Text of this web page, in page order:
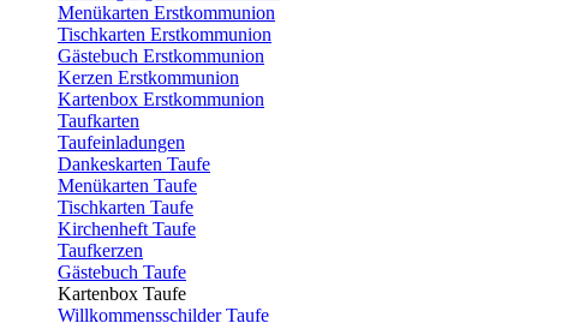
Menükarten Erstkommunion
Tischkarten Erstkommunion
Gästebuch Erstkommunion
Kerzen Erstkommunion
Kartenbox Erstkommunion
Taufkarten
Taufeinladungen
Dankeskarten Taufe
Menükarten Taufe
Tischkarten Taufe
Kirchenheft Taufe
Taufkerzen
Gästebuch Taufe
Kartenbox Taufe
Willkommensschilder Taufe